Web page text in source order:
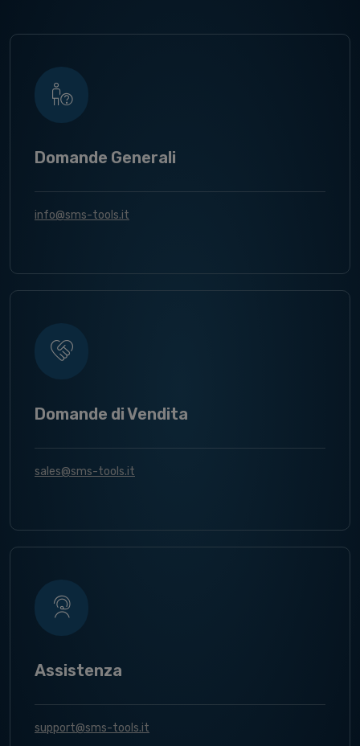
Domande Generali
info@sms-tools.it
Domande di Vendita
sales@sms-tools.it
Assistenza
support@sms-tools.it